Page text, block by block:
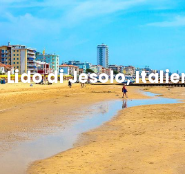
Lido di Jesolo,